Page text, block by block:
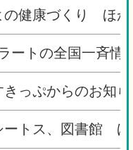
健康づくり ほか
トの全国一斉情
っぷからのお知
ートス、図書館 ほ